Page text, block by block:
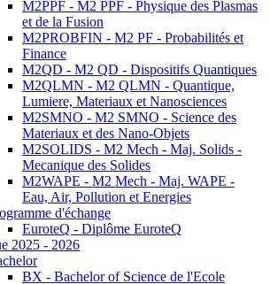
M2PPF - M2 PPF - Physique des Plasmas
et de la Fusion
M2PROBFIN - M2 PF - Probabilités et
Finance
M2QD - M2 QD - Dispositifs Quantiques
M2QLMN - M2 QLMN - Quantique,
Lumiere, Materiaux et Nanosciences
M2SMNO - M2 SMNO - Science des
Materiaux et des Nano-Objets
M2SOLIDS - M2 Mech - Maj. Solids -
Mecanique des Solides
M2WAPE - M2 Mech - Maj. WAPE -
Eau, Air, Pollution et Energies
d'échange
EuroteQ - Diplôme EuroteQ
2025 - 2026
BX - Bachelor of Science de l'Ecole